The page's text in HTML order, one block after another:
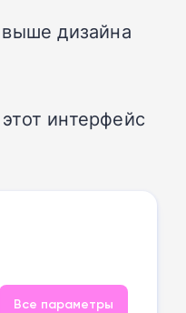
дизайна
интерфейс
Все параметры